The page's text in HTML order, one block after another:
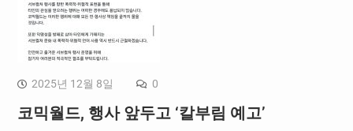
2025년 12월 8일 0
코믹월드, 행사 앞두고 ‘칼부림 예고’